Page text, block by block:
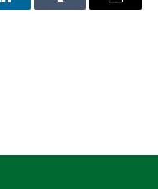
LinkedInTumblr
E-